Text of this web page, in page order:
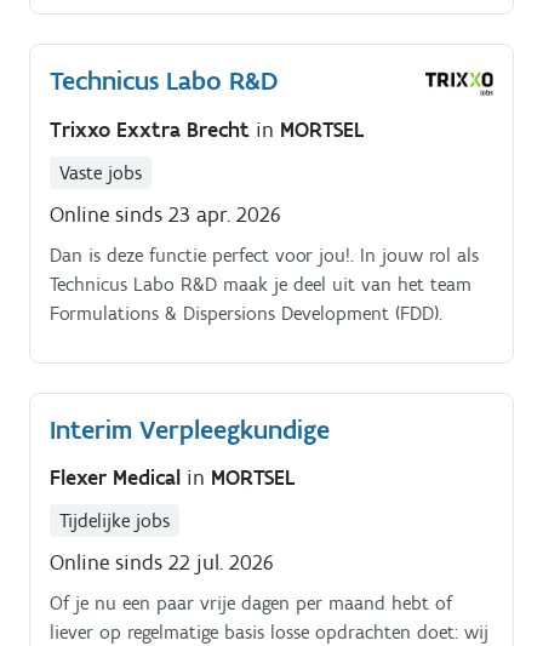
Technicus Labo R&D
Trixxo Exxtra Brecht in MORTSEL
Vaste jobs
Online sinds 23 apr. 2026
Dan is deze functie perfect voor jou!. In jouw rol als
Technicus Labo R&D maak je deel uit van het team
Formulations & Dispersions Development (FDD).
Interim Verpleegkundige
Flexer Medical in MORTSEL
Tijdelijke jobs
Online sinds 22 jul. 2026
Of je nu een paar vrije dagen per maand hebt of
liever op regelmatige basis losse opdrachten doet: wij